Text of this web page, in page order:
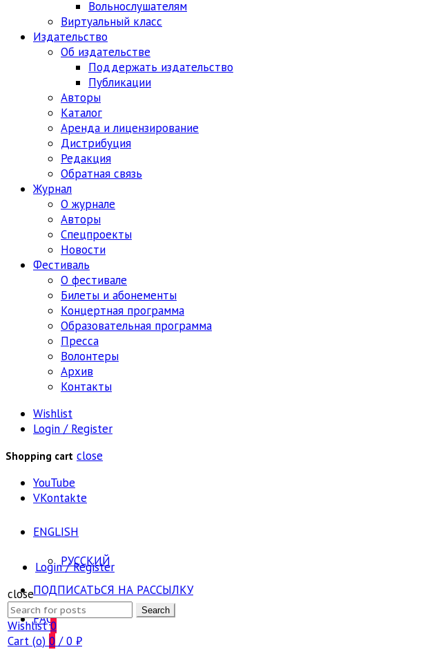
Вольнослушателям
Виртуальный класс
Издательство
Об издательстве
Поддержать издательство
Публикации
Авторы
Каталог
Аренда и лицензирование
Дистрибуция
Редакция
Обратная связь
Журнал
О журнале
Авторы
Спецпроекты
Новости
Фестиваль
О фестивале
Билеты и абонементы
Концертная программа
Образовательная программа
Пресса
Волонтеры
Архив
Контакты
Wishlist
Login / Register
Shopping cart close
YouTube
VKontakte
ENGLISH
РУССКИЙ
ПОДПИСАТЬСЯ НА РАССЫЛКУ
FAQ
Login / Register
close
Search
for:
Search
Wishlist0
Cart (o) 0 / 0 ₽